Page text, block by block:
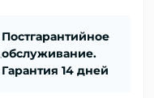
Постгарантийное
обслуживание.
Гарантия 14 дней